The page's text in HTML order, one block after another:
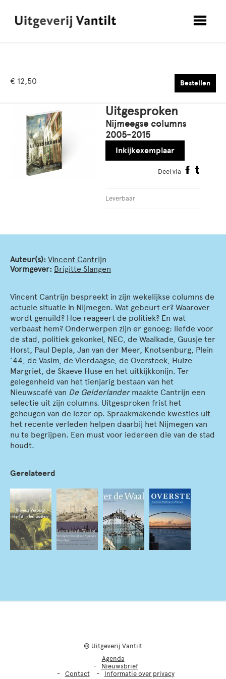
€ 12,50 Bestellen
Uitgesproken
Nijmeegse columns
2005-2015
Inkijkexemplaar
Deel via
Leverbaar
Auteur(s): Vincent Cantrijn
Vormgever: Brigitte Slangen
Vincent Cantrijn bespreekt in zijn wekelijkse columns de
actuele situatie in Nijmegen. Wat gebeurt er? Waarover
wordt genuild? Hoe reageert de politiek? En wat
verbaast hem? Onderwerpen zijn er genoeg: liefde voor
de stad, politiek gekonkel, NEC, de Waalkade, Guusje ter
Horst, Paul Depla, Jan van der Meer, Knotsenburg, Plein
’44, de Vasim, de Vierdaagse, de Oversteek, Huize
Margriet, de Skaeve Huse en het uitkijkkonijn. Ter
gelegenheid van het tienjarig bestaan van het
Nieuwscafé van De Gelderlandermaakte Cantrijn een
selectie uit zijn columns. Uitgesproken frist het
geheugen van de lezer op. Spraakmakende kwesties uit
het recente verleden helpen daarbij het Nijmegen van
nu te begrijpen. Een must voor iedereen die van de stad
houdt.
Gerelateerd
© Uitgeverij Vantilt
Agenda
Nieuwsbrief
Contact
Informatie over privacy